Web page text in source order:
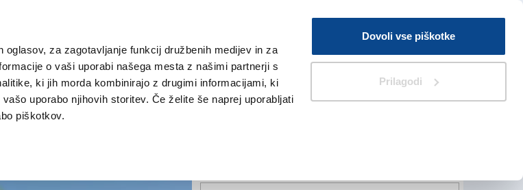
za zagotavljanje funkcij družbenih medijev in za
o vaši uporabi našega mesta z našimi partnerji s
ki jih morda kombinirajo z drugimi informacijami, ki
uporabo njihovih storitev. Če želite še naprej uporabljati
piškotkov.
Dovoli vse piškotke
Prilagodi
V Kioskih
Iskanje
GORIŠKA KULTURA ŠPORT ŠE